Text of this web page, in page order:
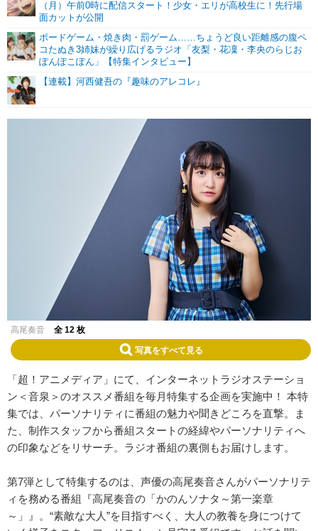
（月）午前0時に配信スタート！少女・エリが高校生に！先行場
面カットが公開
ボードゲーム・焼き肉・罰ゲーム……ちょうど良い距離感の腹ペ
コたぬき3姉妹が繰り広げるラジオ「友梨・花凜・李央のらじお
ぽんぽこぽん」【特集インタビュー】
【連載】河西健吾の『趣味のアレコレ』
高尾奏音 全 12 枚
写真をすべて見る
「超！アニメディア」にて、インターネットラジオステーショ
ン＜音泉＞のオススメ番組を毎月特集する企画を実施中！ 本特
集では、パーソナリティに番組の魅力や聞きどころを直撃。ま
た、制作スタッフから番組スタートの経緯やパーソナリティへ
の印象などをリサーチ。ラジオ番組の裏側もお届けします。
第7弾として特集するのは、声優の高尾奏音さんがパーソナリテ
ィを務める番組『高尾奏音の「かのんソナタ～第一楽章
～」』。“素敵な大人”を目指すべく、大人の教養を身につけて